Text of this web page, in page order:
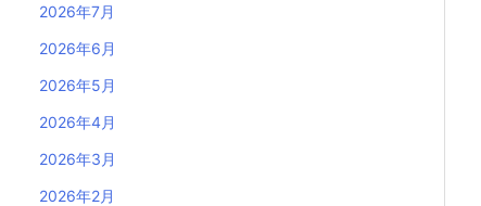
2026年7月
2026年6月
2026年5月
2026年4月
2026年3月
2026年2月